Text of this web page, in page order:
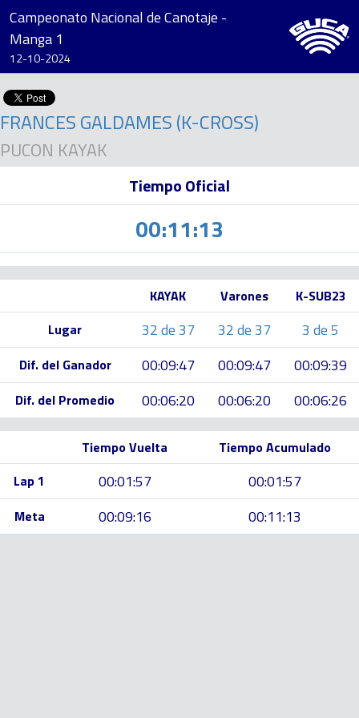
Campeonato Nacional de Canotaje -
Manga 1
12-10-2024
FRANCES GALDAMES (K-CROSS)
PUCON KAYAK
Tiempo Oficial
00:11:13
KAYAK Varones
K-SUB23
Lugar
32 de 37 32 de 37 3 de 5
Dif. del Ganador 00:09:47 00:09:47 00:09:39
Dif. del Promedio 00:06:20 00:06:20 00:06:26
Tiempo Vuelta
Tiempo Acumulado
Lap 1
00:01:57 00:01:57
Meta 00:09:16 00:11:13